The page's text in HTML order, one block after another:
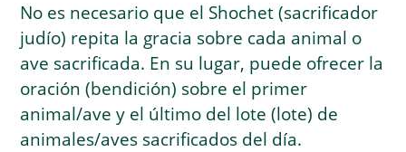
No es necesario que el Shochet (sacrificador
judío) repita la gracia sobre cada animal o
ave sacrificada. En su lugar, puede ofrecer la
oración (bendición) sobre el primer
animal/ave y el último del lote (lote) de
animales/aves sacrificados del día.